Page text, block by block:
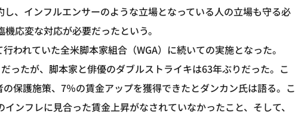
、インフルエンサーのような立場となっている人の立場も守る必
応変な対応が必要だったという。
われていた全米脚本家組合（WGA）に続いての実施となった。
ったが、脚本家と俳優のダブルストライキは63年ぶりだった。こ
保護施策、7％の賃金アップを獲得できたとダンカン氏は語る。こ
ンフレに見合った賃金上昇がなされていなかったこと、そして、